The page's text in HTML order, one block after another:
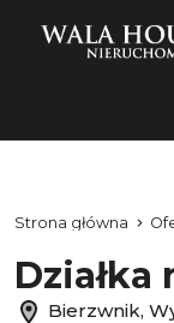
Strona główna
Działka
Bierzwnik,